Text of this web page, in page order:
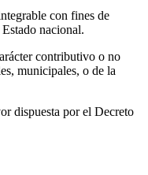
con fines de
nacional.
contributivo o no
municipales, o de la
dispuesta por el Decreto